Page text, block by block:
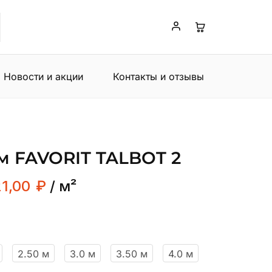
Новости и акции Контакты и отзывы
TALBOT 2
₽ / м²
2.50 м 3.0 м 3.50 м 4.0 м